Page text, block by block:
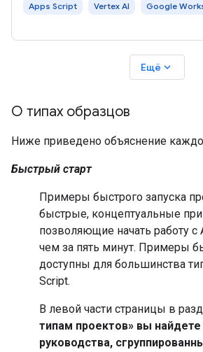
Apps Script Vertex AI Google
Ещё expand_more
О типах образцов
Ниже приведено объяснение
Быстрый старт
Примеры быстрого запуска
быстрые, концептуальные
позволяющие начать работу
чем за пять минут. Примеры
доступны для большинства
Script.
В левой части страницы в
типам проектов» вы найдете
руководства,